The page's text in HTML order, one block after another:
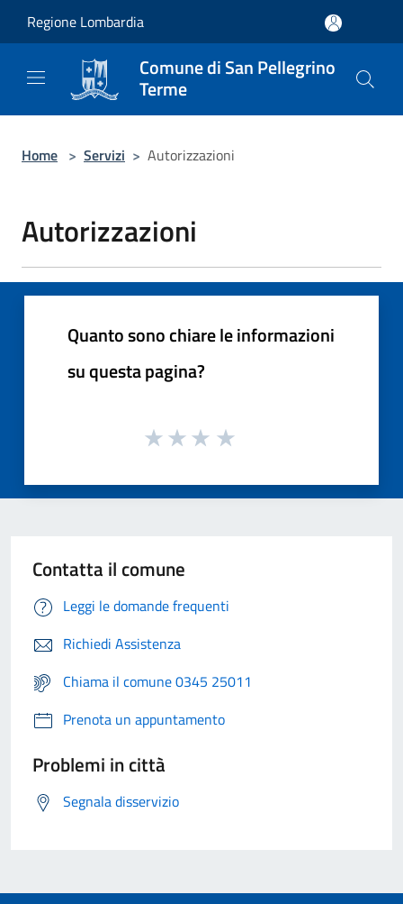
Regione Lombardia
Comune di San Pellegrino
Terme
Home > Servizi > Autorizzazioni
Autorizzazioni
Quanto sono chiare le informazioni
su questa pagina?
Contatta il comune
Leggi le domande frequenti
Richiedi Assistenza
Chiama il comune 0345 25011
Prenota un appuntamento
Problemi in città
Segnala disservizio